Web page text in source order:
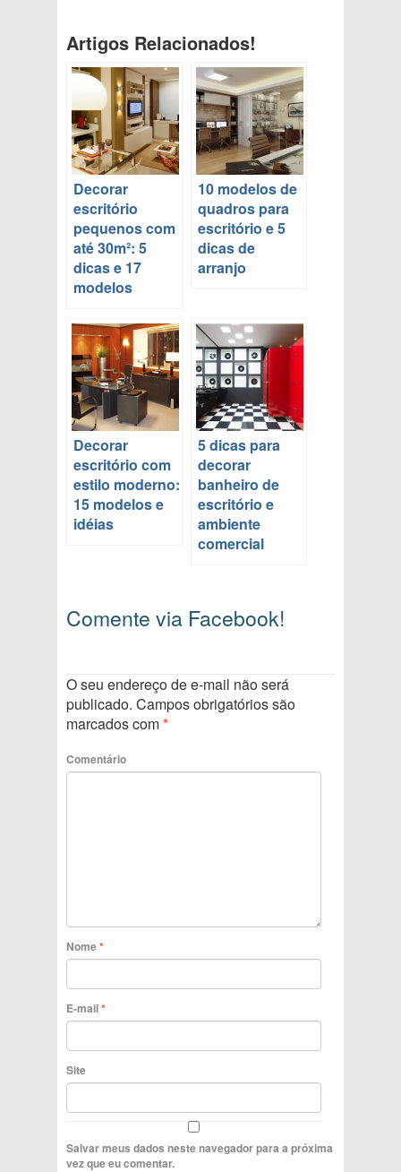
Artigos Relacionados!
Decorar
escritório
pequenos com
até 30m²: 5
dicas e 17
modelos
10 modelos de
quadros para
escritório e 5
dicas de
arranjo
Decorar
escritório com
estilo moderno:
15 modelos e
idéias
5 dicas para
decorar
banheiro de
escritório e
ambiente
comercial
Comente via Facebook!
O seu endereço de e-mail não será
publicado. Campos obrigatórios são
marcados com*
Comentário
Nome*
E-mail*
Site
Salvar meus dados neste navegador para a próxima
vez que eu comentar.